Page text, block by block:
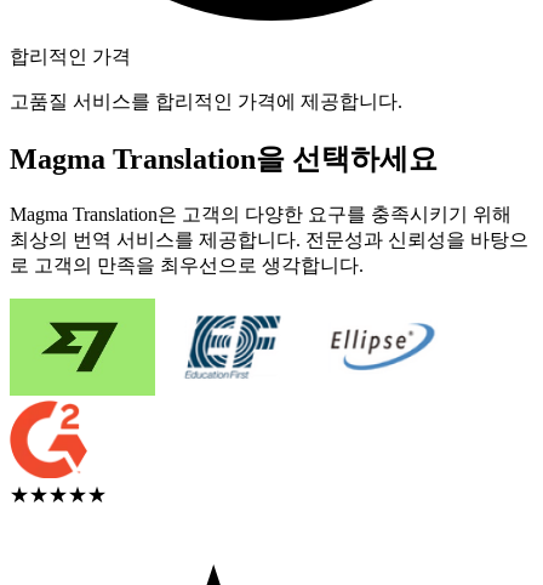
합리적인 가격
고품질 서비스를 합리적인 가격에 제공합니다.
Magma Translation을 선택하세요
Magma Translation은 고객의 다양한 요구를 충족시키기 위해
최상의 번역 서비스를 제공합니다. 전문성과 신뢰성을 바탕으
로 고객의 만족을 최우선으로 생각합니다.
★★★★★